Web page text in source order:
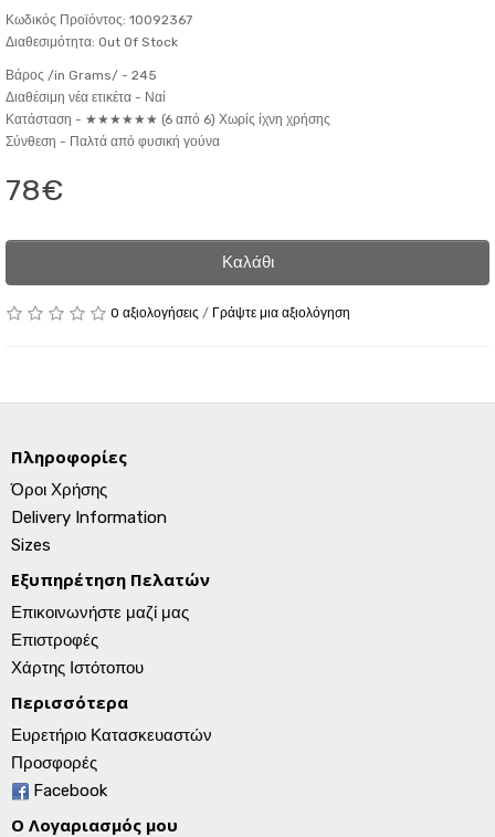
Κωδικός Προϊόντος: 10092367
Διαθεσιμότητα: Out Of Stock
Βάρος /in Grams/ - 245
Διαθέσιμη νέα ετικέτα - Ναί
Κατάσταση - ★★★★★★ (6 από 6) Χωρίς ίχνη χρήσης
Σύνθεση - Παλτά από φυσική γούνα
78€
Καλάθι
0 αξιολογήσεις / Γράψτε μια αξιολόγηση
Πληροφορίες
Όροι Χρήσης
Delivery Information
Sizes
Εξυπηρέτηση Πελατών
Επικοινωνήστε μαζί μας
Επιστροφές
Χάρτης Ιστότοπου
Περισσότερα
Ευρετήριο Κατασκευαστών
Προσφορές
Facebook
Ο Λογαριασμός μου